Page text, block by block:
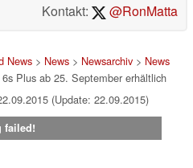
Kontakt:
@RonMatta
News> News> Newsarchiv> News
Plus ab 25. September erhältlich
(Update: 22.09.2015)
failed!